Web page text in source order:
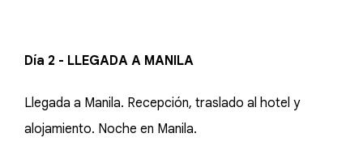
Día 2 - LLEGADA A MANILA
Llegada a Manila. Recepción, traslado al hotel y
alojamiento. Noche en Manila.